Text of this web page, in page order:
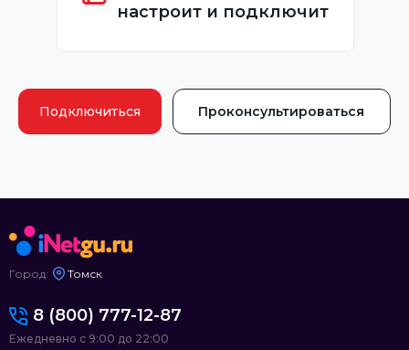
настроит и подключит
Подключиться Проконсультироваться
Город: Томск
8 (800) 777-12-87
Ежедневно с 9:00 до 22:00